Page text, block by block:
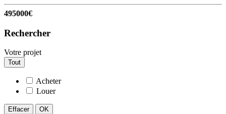
495000€
Rechercher
Votre projet
Tout
Acheter
Louer
Effacer OK